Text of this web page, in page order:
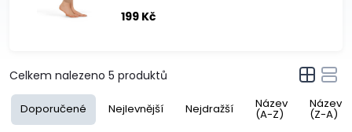
199 Kč
Celkem nalezeno 5 produktů
Doporučené Nejlevnější Nejdražší Název
(A-Z)
Název
(Z-A)